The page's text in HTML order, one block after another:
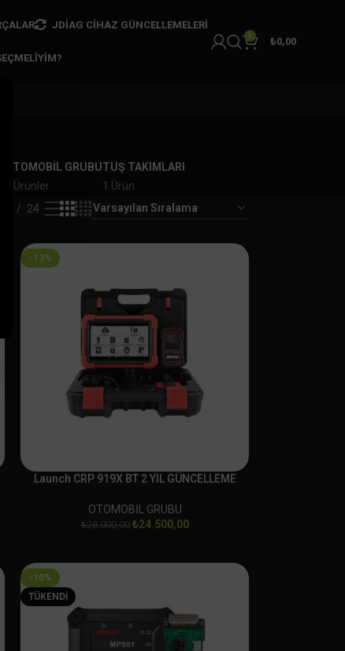
JDIAG CIHAZ GÜNCELLEMELERI
0
₺0,00
OTOMOBİL GRUBU
7 Ürünler
TUŞ TAKIMLARI
1 Ürün
24
-13%
Launch CRP 919X BT 2 YIL GÜNCELLEME
OTOMOBİL GRUBU
₺28.000,00 ₺24.500,00
-10%
TÜKENDI